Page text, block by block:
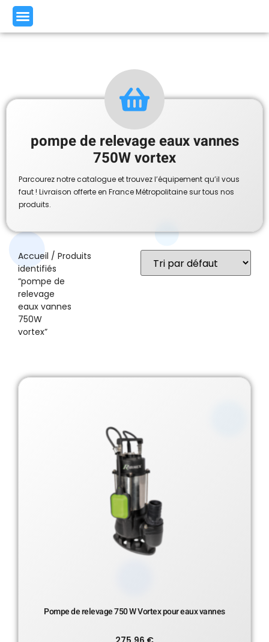
pompe de relevage eaux vannes
750W vortex
Parcourez notre catalogue et trouvez l’équipement qu’il vous
faut ! Livraison offerte en France Métropolitaine sur tous nos
produits.
Accueil / Produits
identifiés
“pompe de
relevage
eaux vannes
750W
vortex”
Pompe de relevage 750 W Vortex pour eaux vannes